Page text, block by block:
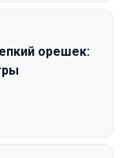
орешек: